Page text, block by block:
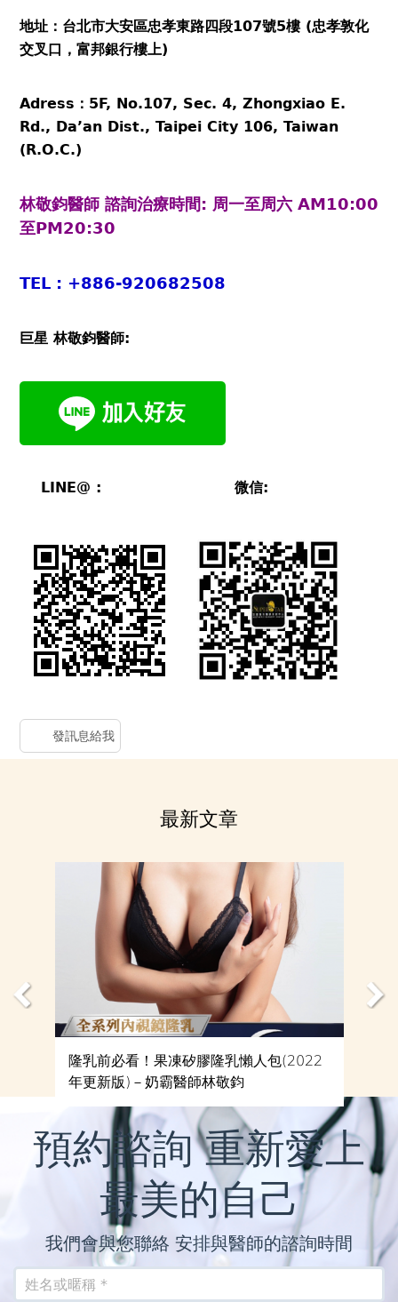
地址：台北市大安區忠孝東路四段107號5樓 (忠孝敦化
交叉口，富邦銀行樓上)
Adress：5F, No.107, Sec. 4, Zhongxiao E.
Rd., Da’an Dist., Taipei City 106, Taiwan
(R.O.C.)
林敬鈞醫師 諮詢治療時間: 周一至周六 AM10:00
至PM20:30
TEL : +886-920682508
巨星林敬鈞醫師:
LINE@ : 微信:
發訊息給我
最新文章
隆乳前必看！果凍矽膠隆乳懶人包(2022
年更新版)－奶霸醫師林敬鈞
預約諮詢 重新愛上
最美的自己
我們會與您聯絡 安排與醫師的諮詢時間